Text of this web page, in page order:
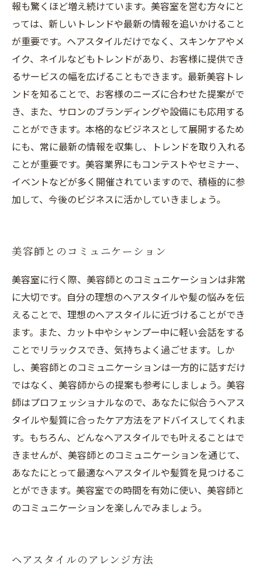
報も驚くほど増え続けています。美容室を営む方々にと
っては、新しいトレンドや最新の情報を追いかけること
が重要です。ヘアスタイルだけでなく、スキンケアやメ
イク、ネイルなどもトレンドがあり、お客様に提供でき
るサービスの幅を広げることもできます。最新美容トレ
ンドを知ることで、お客様のニーズに合わせた提案がで
き、また、サロンのブランディングや設備にも応用する
ことができます。本格的なビジネスとして展開するため
にも、常に最新の情報を収集し、トレンドを取り入れる
ことが重要です。美容業界にもコンテストやセミナー、
イベントなどが多く開催されていますので、積極的に参
加して、今後のビジネスに活かしていきましょう。
美容師とのコミュニケーション
美容室に行く際、美容師とのコミュニケーションは非常
に大切です。自分の理想のヘアスタイルや髪の悩みを伝
えることで、理想のヘアスタイルに近づけることができ
ます。また、カット中やシャンプー中に軽い会話をする
ことでリラックスでき、気持ちよく過ごせます。しか
し、美容師とのコミュニケーションは一方的に話すだけ
ではなく、美容師からの提案も参考にしましょう。美容
師はプロフェッショナルなので、あなたに似合うヘアス
タイルや髪質に合ったケア方法をアドバイスしてくれま
す。もちろん、どんなヘアスタイルでも叶えることはで
きませんが、美容師とのコミュニケーションを通じて、
あなたにとって最適なヘアスタイルや髪質を見つけるこ
とができます。美容室での時間を有効に使い、美容師と
のコミュニケーションを楽しんでみましょう。
ヘアスタイルのアレンジ方法